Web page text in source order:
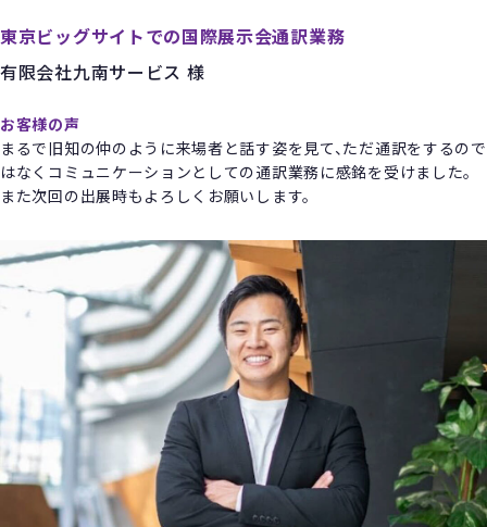
東京ビッグサイトでの国際展示会通訳業務
有限会社九南サービス 様
お客様の声
まるで旧知の仲のように来場者と話す姿を見て、ただ通訳をするので
はなくコミュニケーションとしての通訳業務に感銘を受けました。
また次回の出展時もよろしくお願いします。